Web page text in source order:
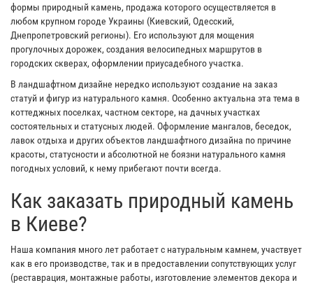
формы природный камень, продажа которого осуществляется в
любом крупном городе Украины (Киевский, Одесский,
Днепропетровский регионы). Его используют для мощения
прогулочных дорожек, создания велосипедных маршрутов в
городских скверах, оформлении приусадебного участка.
В ландшафтном дизайне нередко используют создание на заказ
статуй и фигур из натурального камня. Особенно актуальна эта тема в
коттеджных поселках, частном секторе, на дачных участках
состоятельных и статусных людей. Оформление мангалов, беседок,
лавок отдыха и других объектов ландшафтного дизайна по причине
красоты, статусности и абсолютной не боязни натурального камня
погодных условий, к нему прибегают почти всегда.
Как заказать природный камень
в Киеве?
Наша компания много лет работает с натуральным камнем, участвует
как в его производстве, так и в предоставлении сопутствующих услуг
(реставрация, монтажные работы, изготовление элементов декора и